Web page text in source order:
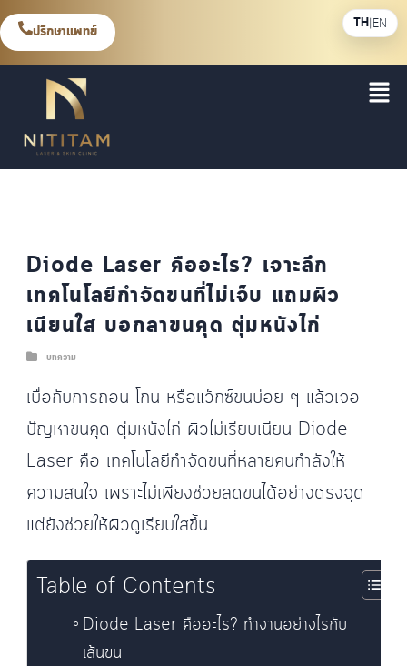
ปรึกษาแพทย์
Diode Laser คืออะไร? เจาะลึก
เทคโนโลยีกำจัดขนที่ไม่เจ็บ แถมผิว
เนียนใส บอกลาขนคุด ตุ่มหนังไก่
บทความ
เบื่อกับการถอน โกน หรือแว็กซ์ขนบ่อย ๆ แล้วเจอ
ปัญหาขนคุด ตุ่มหนังไก่ ผิวไม่เรียบเนียน Diode
Laser คือ เทคโนโลยีกำจัดขนที่หลายคนกำลังให้
ความสนใจ เพราะไม่เพียงช่วยลดขนได้อย่างตรงจุด
แต่ยังช่วยให้ผิวดูเรียบใสขึ้น
Table of Contents
Diode Laser คืออะไร? ทำงานอย่างไรกับ
เส้นขน
TH|EN